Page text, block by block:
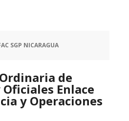
SGP NICARAGUA
de
Enlace
y Operaciones